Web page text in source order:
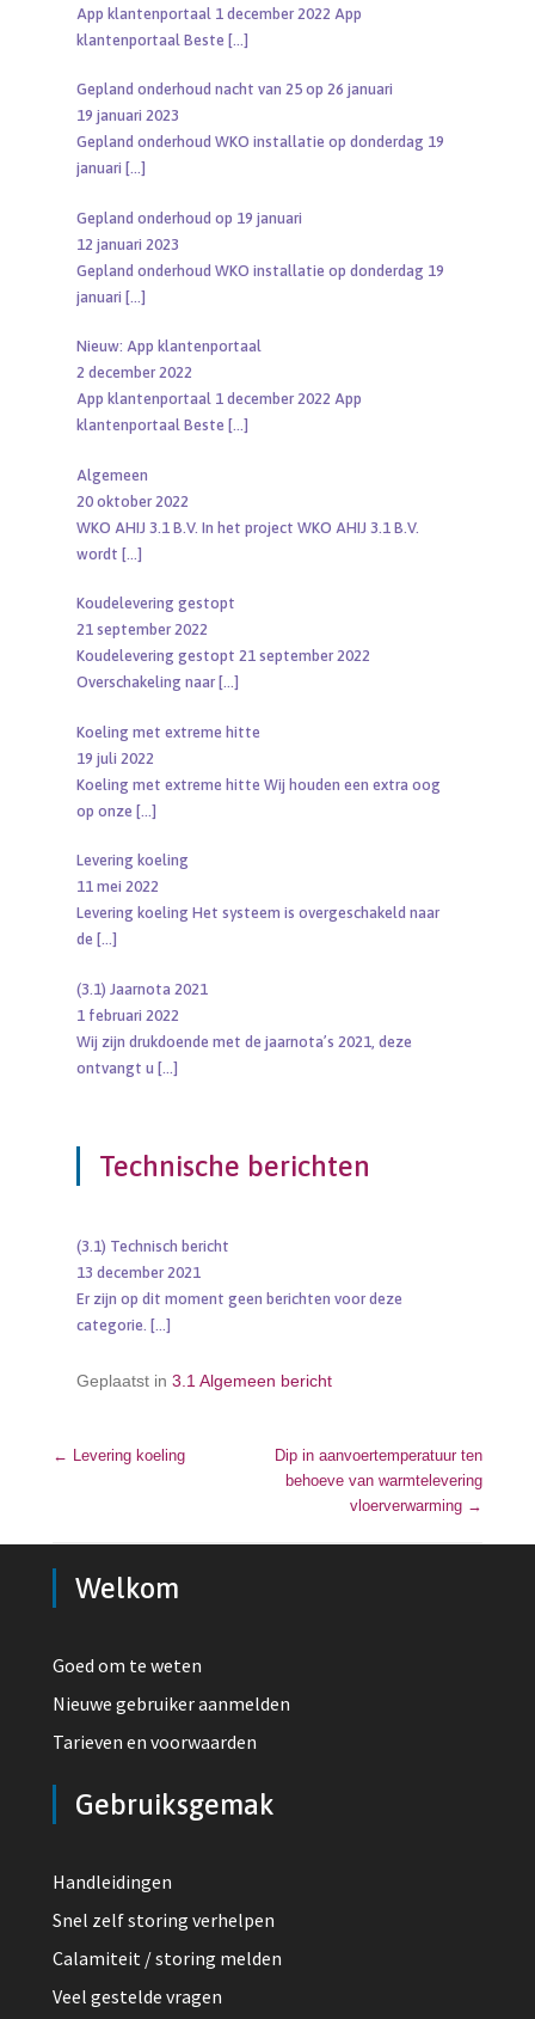
App klantenportaal 1 december 2022 App
klantenportaal Beste […]
Gepland onderhoud nacht van 25 op 26 januari
19 januari 2023
Gepland onderhoud WKO installatie op donderdag 19
januari […]
Gepland onderhoud op 19 januari
12 januari 2023
Gepland onderhoud WKO installatie op donderdag 19
januari […]
Nieuw: App klantenportaal
2 december 2022
App klantenportaal 1 december 2022 App
klantenportaal Beste […]
Algemeen
20 oktober 2022
WKO AHIJ 3.1 B.V. In het project WKO AHIJ 3.1 B.V.
wordt […]
Koudelevering gestopt
21 september 2022
Koudelevering gestopt 21 september 2022
Overschakeling naar […]
Koeling met extreme hitte
19 juli 2022
Koeling met extreme hitte Wij houden een extra oog
op onze […]
Levering koeling
11 mei 2022
Levering koeling Het systeem is overgeschakeld naar
de […]
(3.1) Jaarnota 2021
1 februari 2022
Wij zijn drukdoende met de jaarnota’s 2021, deze
ontvangt u […]
Technische berichten
(3.1) Technisch bericht
13 december 2021
Er zijn op dit moment geen berichten voor deze
categorie. […]
Geplaatst in 3.1 Algemeen bericht
Bericht navigatie
← Levering koeling
Dip in aanvoertemperatuur ten
behoeve van warmtelevering
vloerverwarming →
Welkom
Goed om te weten
Nieuwe gebruiker aanmelden
Tarieven en voorwaarden
Gebruiksgemak
Handleidingen
Snel zelf storing verhelpen
Calamiteit / storing melden
Veel gestelde vragen